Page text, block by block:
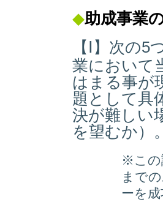
◆助成事業
【Ⅰ】次の5
業において
はまる事が
題として具
決が難しい
を望むか）
※この
まで
ーを